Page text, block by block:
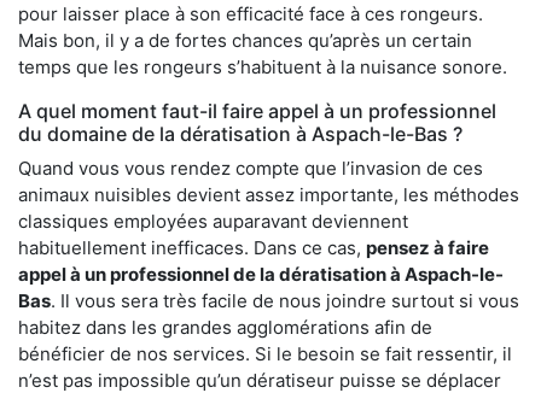
pour laisser place à son efficacité face à ces rongeurs.
Mais bon, il y a de fortes chances qu’après un certain
temps que les rongeurs s’habituent à la nuisance sonore.
A quel moment faut-il faire appel à un professionnel
du domaine de la dératisation à Aspach-le-Bas ?
Quand vous vous rendez compte que l’invasion de ces
animaux nuisibles devient assez importante, les méthodes
classiques employées auparavant deviennent
habituellement inefficaces. Dans ce cas, pensez à faire
appel à un professionnel de la dératisation à Aspach-le-
Bas. Il vous sera très facile de nous joindre surtout si vous
habitez dans les grandes agglomérations afin de
bénéficier de nos services. Si le besoin se fait ressentir, il
n’est pas impossible qu’un dératiseur puisse se déplacer